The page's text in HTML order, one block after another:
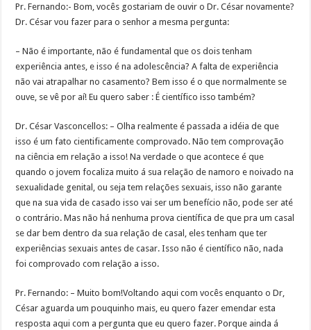
Pr. Fernando:- Bom, vocês gostariam de ouvir o Dr. César novamente?
Dr. César vou fazer para o senhor a mesma pergunta:
– Não é importante, não é fundamental que os dois tenham
experiência antes, e isso é na adolescência? A falta de experiência
não vai atrapalhar no casamento? Bem isso é o que normalmente se
ouve, se vê por aí! Eu quero saber : É científico isso também?
Dr. César Vasconcellos: – Olha realmente é passada a idéia de que
isso é um fato cientificamente comprovado. Não tem comprovação
na ciência em relação a isso! Na verdade o que acontece é que
quando o jovem focaliza muito á sua relação de namoro e noivado na
sexualidade genital, ou seja tem relações sexuais, isso não garante
que na sua vida de casado isso vai ser um benefício não, pode ser até
o contrário. Mas não há nenhuma prova científica de que pra um casal
se dar bem dentro da sua relação de casal, eles tenham que ter
experiências sexuais antes de casar. Isso não é científico não, nada
foi comprovado com relação a isso.
Pr. Fernando: – Muito bom!Voltando aqui com vocês enquanto o Dr,
César aguarda um pouquinho mais, eu quero fazer emendar esta
resposta aqui com a pergunta que eu quero fazer. Porque ainda á